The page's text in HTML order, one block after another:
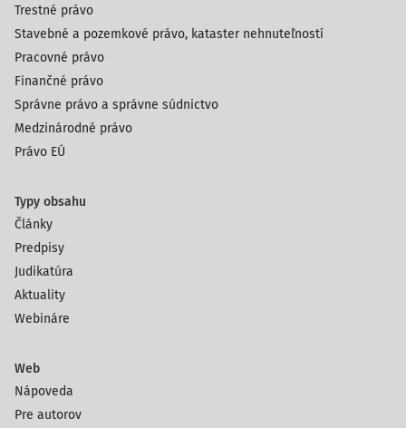
Trestné právo
Stavebné a pozemkové právo, kataster nehnuteľností
Pracovné právo
Finančné právo
Správne právo a správne súdnictvo
Medzinárodné právo
Právo EÚ
Typy obsahu
Články
Predpisy
Judikatúra
Aktuality
Webináre
Web
Nápoveda
Pre autorov